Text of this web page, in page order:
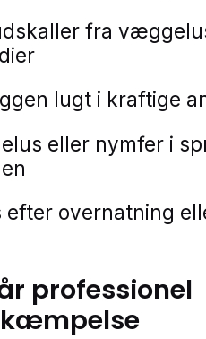
fra
lugt i kraftige
eller nymfer i
efter overnatning
professionel